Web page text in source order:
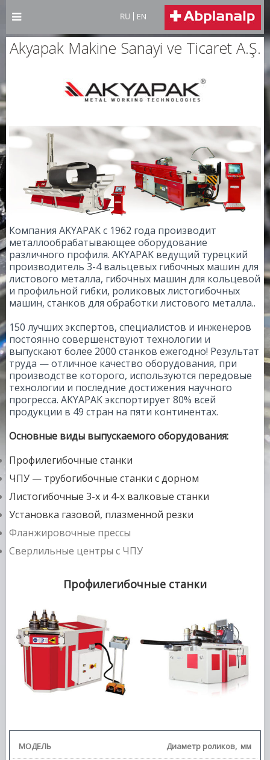
RU EN
Akyapak Makine Sanayi ve Ticaret A.Ş.
Компания AKYAPAK с 1962 года производит
металлообрабатывающее оборудование
различного профиля. AKYAPAK ведущий турецкий
производитель 3-4 вальцевых гибочных машин для
листового металла, гибочных машин для кольцевой
и профильной гибки, роликовых листогибочных
машин, станков для обработки листового металла..
150 лучших экспертов, специалистов и инженеров
постоянно совершенствуют технологии и
выпускают более 2000 станков ежегодно! Результат
труда — отличное качество оборудования, при
производстве которого, используются передовые
технологии и последние достижения научного
прогресса. AKYAPAK экспортирует 80% всей
продукции в 49 стран на пяти континентах.
Основные виды выпускаемого оборудования:
Профилегибочные станки
ЧПУ — трубогибочные станки с дорном
Листогибочные 3-х и 4-х валковые станки
Установка газовой, плазменной резки
Фланжировочные прессы
Сверлильные центры с ЧПУ
Профилегибочные станки
Диаметр роликов, мм